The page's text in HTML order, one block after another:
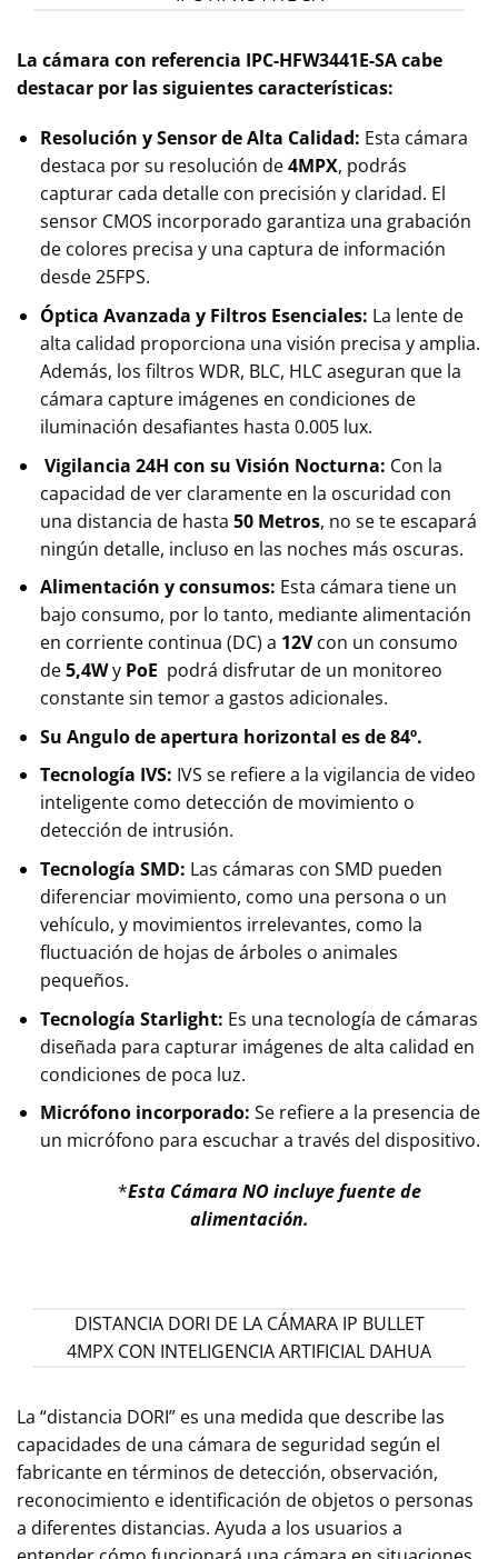
La cámara con referencia IPC-HFW3441E-SA cabe
destacar por las siguientes características:
Resolución y Sensor de Alta Calidad: Esta cámara
destaca por su resolución de4MPX, podrás
capturar cada detalle con precisión y claridad. El
sensor CMOS incorporado garantiza una grabación
de colores precisa y una captura de información
desde 25FPS.
Óptica Avanzada y Filtros Esenciales: La lente de
alta calidad proporciona una visión precisa y amplia.
Además, los filtros WDR, BLC, HLC aseguran que la
cámara capture imágenes en condiciones de
iluminación desafiantes hasta 0.005 lux.
Vigilancia 24H con su Visión Nocturna: Con la
capacidad de ver claramente en la oscuridad con
una distancia de hasta 50 Metros, no se te escapará
ningún detalle, incluso en las noches más oscuras.
Alimentación y consumos: Esta cámara tiene un
bajo consumo, por lo tanto, mediante alimentación
en corriente continua (DC) a 12Vcon un consumo
de5,4Wy PoE podrá disfrutar de un monitoreo
constante sin temor a gastos adicionales.
Su Angulo de apertura horizontal es de 84º.
Tecnología IVS: IVS se refiere a la vigilancia de video
inteligente como detección de movimiento o
detección de intrusión.
Tecnología SMD: Las cámaras con SMD pueden
diferenciar movimiento, como una persona o un
vehículo, y movimientos irrelevantes, como la
fluctuación de hojas de árboles o animales
pequeños.
Tecnología Starlight: Es una tecnología de cámaras
diseñada para capturar imágenes de alta calidad en
condiciones de poca luz.
Micrófono incorporado: Se refiere a la presencia de
un micrófono para escuchar a través del dispositivo.
*Esta Cámara NO incluye fuente de
alimentación.
DISTANCIA DORI DE LA CÁMARA IP BULLET
4MPX CON INTELIGENCIA ARTIFICIAL DAHUA
La “distancia DORI” es una medida que describe las
capacidades de una cámara de seguridad según el
fabricante en términos de detección, observación,
reconocimiento e identificación de objetos o personas
a diferentes distancias. Ayuda a los usuarios a